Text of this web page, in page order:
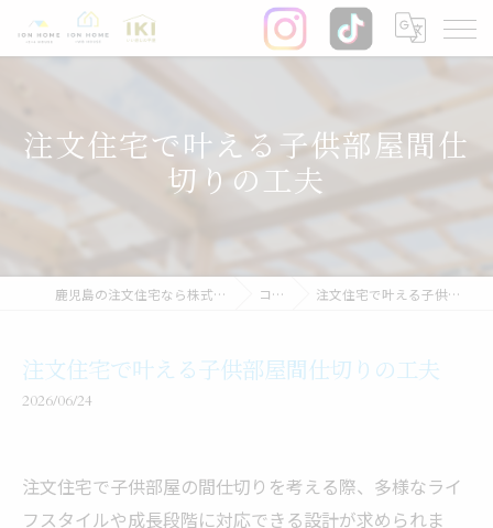
注文住宅で叶える子供部屋間仕
切りの工夫
鹿児島の注文住宅なら株式会社イオン・ホーム コラム 注文住宅で叶える子供部屋間仕切りの工夫
注文住宅で叶える子供部屋間仕切りの工夫
2026/06/24
注文住宅で子供部屋の間仕切りを考える際、多様なライ
フスタイルや成長段階に対応できる設計が求められま